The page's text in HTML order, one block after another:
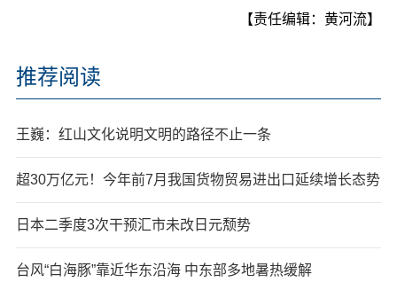
【责任编辑：黄河流】
推荐阅读
王巍：红山文化说明文明的路径不止一条
超30万亿元！今年前7月我国货物贸易进出口延续增长态势
日本二季度3次干预汇市未改日元颓势
台风“白海豚”靠近华东沿海 中东部多地暑热缓解